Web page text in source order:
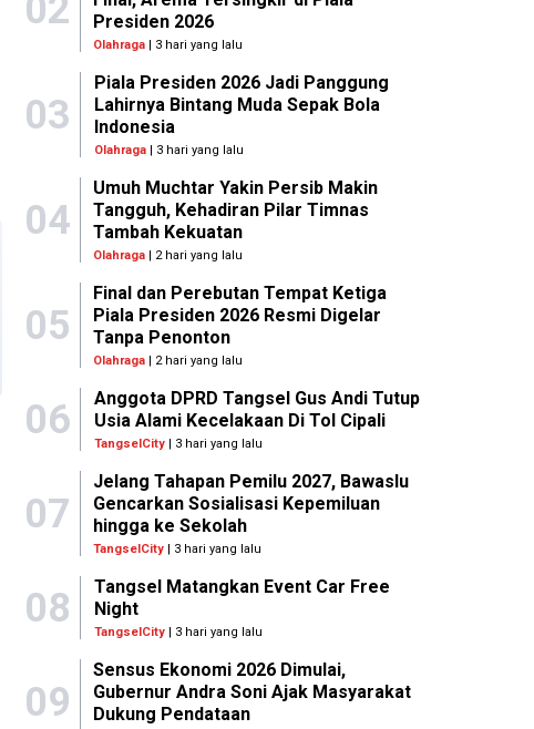
02
Presiden 2026
Olahraga | 3 hari yang lalu
03
Piala Presiden 2026 Jadi Panggung
Lahirnya Bintang Muda Sepak Bola
Indonesia
Olahraga| 3 hari yang lalu
04
Umuh Muchtar Yakin Persib Makin
Tangguh, Kehadiran Pilar Timnas
Tambah Kekuatan
Olahraga | 2 hari yang lalu
05
Final dan Perebutan Tempat Ketiga
Piala Presiden 2026 Resmi Digelar
Tanpa Penonton
Olahraga | 2 hari yang lalu
06
Anggota DPRD Tangsel Gus Andi Tutup
Usia Alami Kecelakaan Di Tol Cipali
TangselCity| 3 hari yang lalu
07
Jelang Tahapan Pemilu 2027, Bawaslu
Gencarkan Sosialisasi Kepemiluan
hingga ke Sekolah
TangselCity | 3 hari yang lalu
08
Tangsel Matangkan Event Car Free
Night
TangselCity| 3 hari yang lalu
09
Sensus Ekonomi 2026 Dimulai,
Gubernur Andra Soni Ajak Masyarakat
Dukung Pendataan